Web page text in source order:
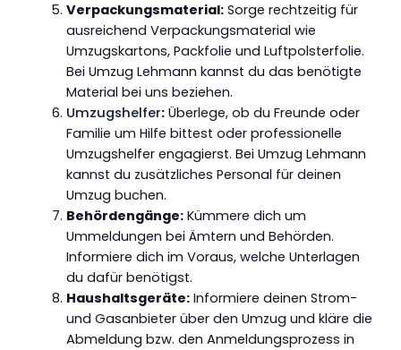
Verpackungsmaterial:Sorge rechtzeitig für
ausreichend Verpackungsmaterial wie
Umzugskartons, Packfolie und Luftpolsterfolie.
Bei Umzug Lehmann kannst du das benötigte
Material bei uns beziehen.
Umzugshelfer:Überlege, ob du Freunde oder
Familie um Hilfe bittest oder professionelle
Umzugshelfer engagierst. Bei Umzug Lehmann
kannst du zusätzliches Personal für deinen
Umzug buchen.
Behördengänge:Kümmere dich um
Ummeldungen bei Ämtern und Behörden.
Informiere dich im Voraus, welche Unterlagen
du dafür benötigst.
Haushaltsgeräte:Informiere deinen Strom-
und Gasanbieter über den Umzug und kläre die
Abmeldung bzw. den Anmeldungsprozess in